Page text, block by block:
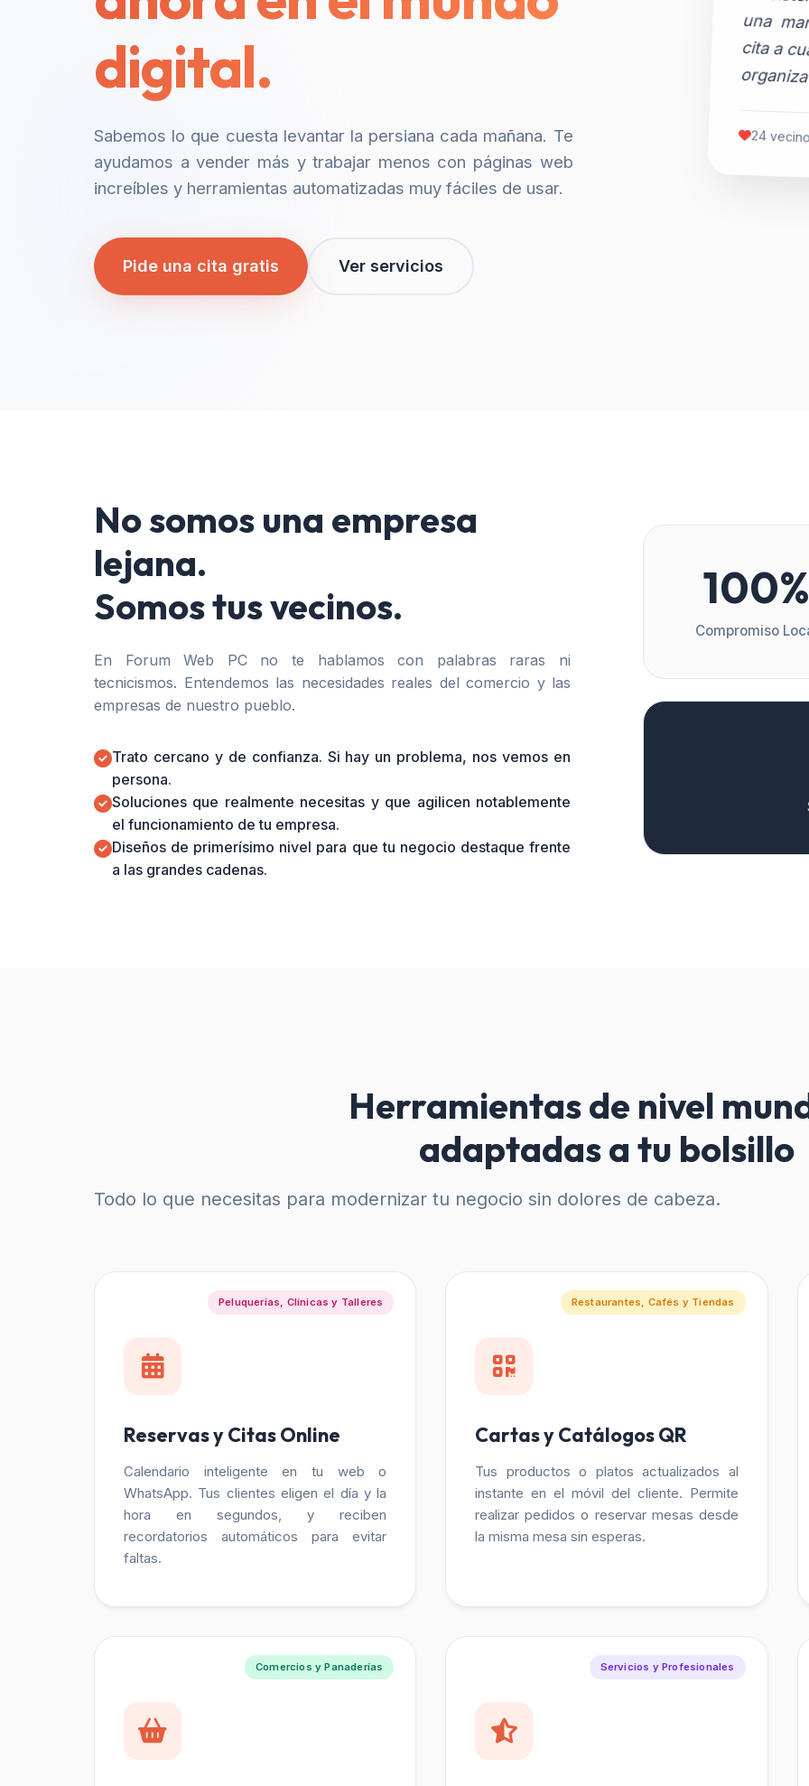
digital.
Sabemos lo que cuesta levantar la persiana cada mañana. Te
ayudamos a vender más y trabajar menos con páginas web
increíbles y herramientas automatizadas muy fáciles de usar.
Pide una cita gratis Ver servicios
24
No somos una empresa
lejana.
Somos tus vecinos.
En Forum Web PC no te hablamos con palabras raras ni
tecnicismos. Entendemos las necesidades reales del comercio y las
empresas de nuestro pueblo.
Trato cercano y de confianza. Si hay un problema, nos vemos en
persona.
Soluciones que realmente necesitas y que agilicen notablemente
el funcionamiento de tu empresa.
Diseños de primerísimo nivel para que tu negocio destaque frente
a las grandes cadenas.
100%
Compromiso
Herramientas de nivel
adaptadas a tu bolsillo
Todo lo que necesitas para modernizar tu negocio sin dolores de cabeza.
Peluquerías, Clínicas y Talleres
Reservas y Citas Online
Calendario inteligente en tu web o
WhatsApp. Tus clientes eligen el día y la
hora en segundos, y reciben
recordatorios automáticos para evitar
faltas.
Restaurantes, Cafés y Tiendas
Cartas y Catálogos QR
Tus productos o platos actualizados al
instante en el móvil del cliente. Permite
realizar pedidos o reservar mesas desde
la misma mesa sin esperas.
Comercios y Panaderías Servicios y Profesionales